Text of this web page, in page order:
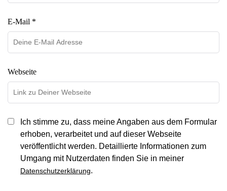
E-Mail *
Webseite
Ich stimme zu, dass meine Angaben aus dem Formular
erhoben, verarbeitet und auf dieser Webseite
veröffentlicht werden. Detaillierte Informationen zum
Umgang mit Nutzerdaten finden Sie in meiner
Datenschutzerklärung.